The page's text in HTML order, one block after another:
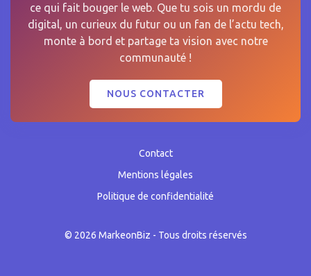
ce qui fait bouger le web. Que tu sois un mordu de
digital, un curieux du futur ou un fan de l’actu tech,
monte à bord et partage ta vision avec notre
communauté !
NOUS CONTACTER
Contact
Mentions légales
Politique de confidentialité
© 2026 MarkeonBiz - Tous droits réservés